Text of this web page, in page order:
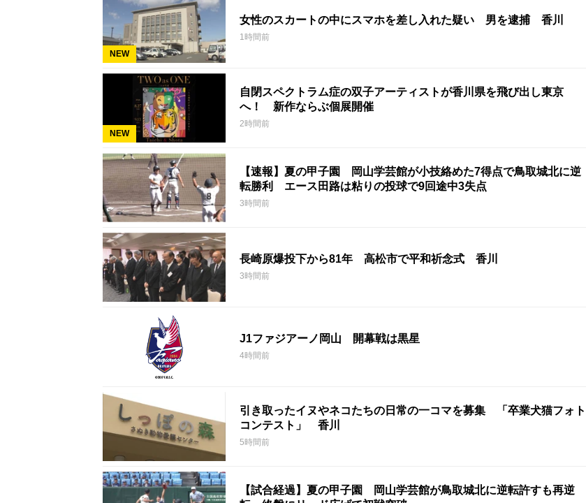
NEW
女性のスカートの中にスマホを差し入れた疑い 男を逮捕 香川
1時間前
NEW
自閉スペクトラム症の双子アーティストが香川県を飛び出し東京
へ！ 新作ならぶ個展開催
2時間前
【速報】夏の甲子園 岡山学芸館が小技絡めた7得点で鳥取城北に逆
転勝利 エース田路は粘りの投球で9回途中3失点
3時間前
長崎原爆投下から81年 高松市で平和祈念式 香川
3時間前
J1ファジアーノ岡山 開幕戦は黒星
4時間前
引き取ったイヌやネコたちの日常の一コマを募集 「卒業犬猫フォト
コンテスト」 香川
5時間前
【試合経過】夏の甲子園 岡山学芸館が鳥取城北に逆転許すも再逆